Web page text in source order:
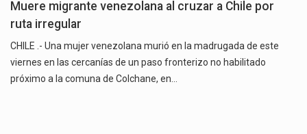
Muere migrante venezolana al cruzar a Chile por
ruta irregular
CHILE .- Una mujer venezolana murió en la madrugada de este
viernes en las cercanías de un paso fronterizo no habilitado
próximo a la comuna de Colchane, en…